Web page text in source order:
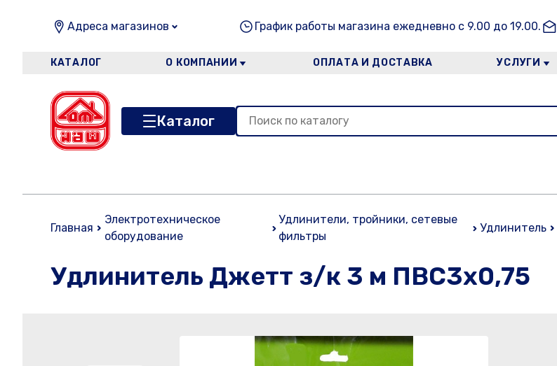
Адреса магазинов График работы магазина ежедневно с 9.00 до 19.00.
КАТАЛОГ О КОМПАНИИ ОПЛАТА И ДОСТАВКА УСЛУГИ
Каталог
Главная
Электротехническое
оборудование
Удлинители, тройники, сетевые
фильтры
Удлинитель
Удлинитель Джетт з/к 3 м ПВС3х0,75